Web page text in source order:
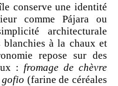
conserve une identité
comme Pájara ou
architecturale
blanchies à la chaux et
repose sur des
:fromage de chèvre
gofio (farine de céréales